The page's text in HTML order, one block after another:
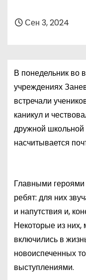
Сен 3, 2024
В понедельник во
учреждениях
встречали
каникул и
дружной школьной
насчитывается
Главными
ребят: для них
и напутствия и,
Некоторые из них,
включились в
новоиспеченных
выступлениями.